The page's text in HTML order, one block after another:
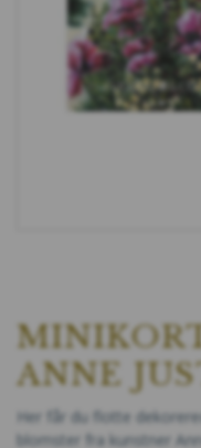
ANNE
Her får du flotte
blomster fra kunstner